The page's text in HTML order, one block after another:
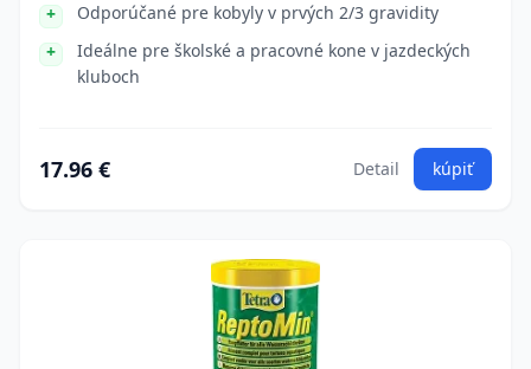
Odporúčané pre kobyly v prvých 2/3 gravidity
Ideálne pre školské a pracovné kone v jazdeckých
kluboch
17.96 € Detail kúpiť